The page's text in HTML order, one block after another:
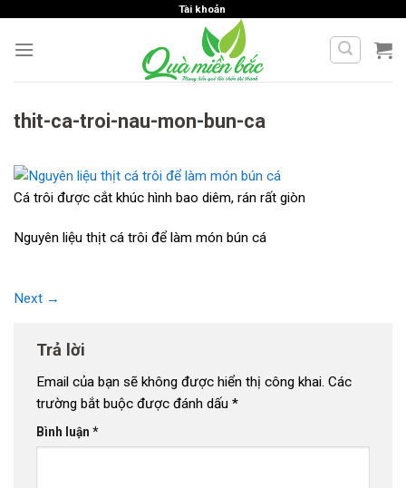
content
Tài khoản
thit-ca-troi-nau-mon-bun-ca
Cá trôi được cắt khúc hình bao diêm, rán rất giòn
Nguyên liệu thịt cá trôi để làm món bún cá
Next →
Trả lời
Email của bạn sẽ không được hiển thị công khai. Các
trường bắt buộc được đánh dấu *
Bình luận *